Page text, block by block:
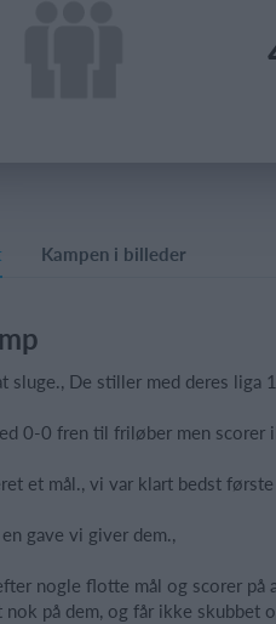
Kampen i billeder
sluge., De stiller med deres liga
0-0 fren til friløber men scorer
et mål., vi var klart bedst
gave vi giver dem.,
nogle flotte mål og scorer på
på dem, og får ikke skubbet